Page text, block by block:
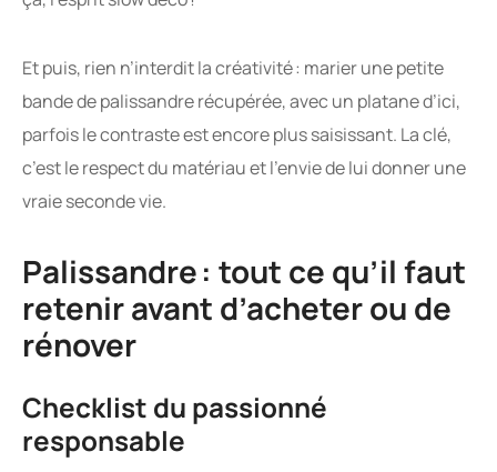
Et puis, rien n’interdit la créativité : marier une petite
bande de palissandre récupérée, avec un platane d’ici,
parfois le contraste est encore plus saisissant. La clé,
c’est le respect du matériau et l’envie de lui donner une
vraie seconde vie.
Palissandre : tout ce qu’il faut
retenir avant d’acheter ou de
rénover
Checklist du passionné
responsable